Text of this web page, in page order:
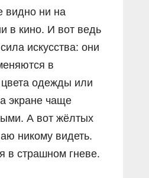
видно ни на
в кино. И вот ведь
искусства: они
в
цвета одежды или
экране чаще
А вот жёлтых
никому видеть.
в страшном гневе.